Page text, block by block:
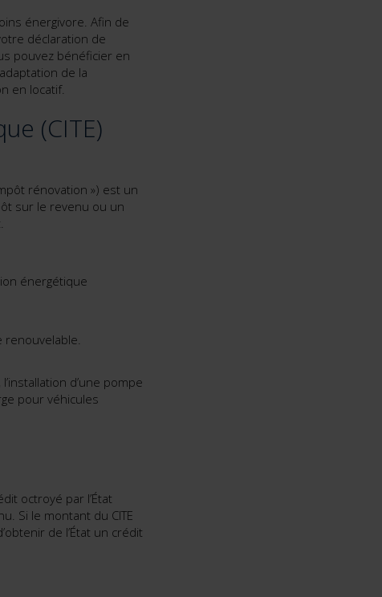
énergivore. Afin de
déclaration de
pouvez bénéficier en
de la
en locatif.
(CITE)
rénovation ») est un
sur le revenu ou un
énergétique
renouvelable.
d’une pompe
pour véhicules
octroyé par l’État
Si le montant du CITE
de l’État un crédit